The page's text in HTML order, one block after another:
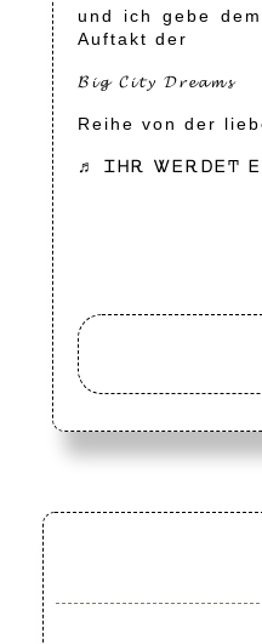
und ich gebe
Auftakt der
𝓑𝓲𝓰 𝓒𝓲𝓽𝔂 𝓓𝓻𝓮𝓪𝓶𝓼
Reihe von der
♬ ᏆᎻᎡ ᏔᎬᎡᎠᎬͲ